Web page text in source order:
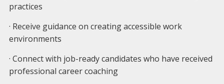
practices
· Receive guidance on creating accessible work
environments
· Connect with job-ready candidates who have received
professional career coaching